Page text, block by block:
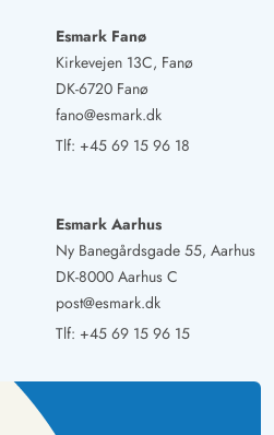
Esmark Fanø
Kirkevejen 13C, Fanø
DK-6720 Fanø
fano@esmark.dk
Tlf: +45 69 15 96 18
Esmark Aarhus
Ny Banegårdsgade 55, Aarhus
DK-8000 Aarhus C
post@esmark.dk
Tlf: +45 69 15 96 15